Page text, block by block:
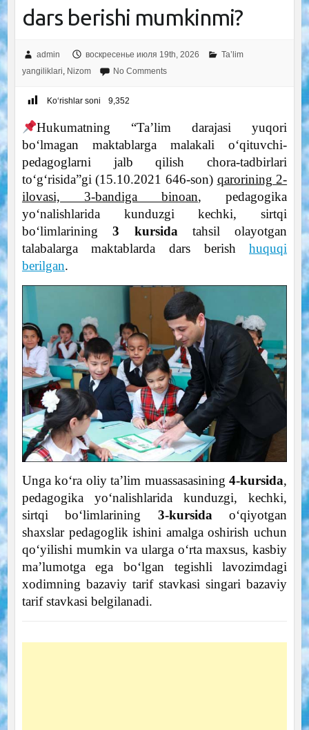
dars berishi mumkinmi?
admin воскресенье июля 19th, 2026
Ta’lim
yangiliklari, Nizom No Comments
Ko‘rishlar soni 9,352
Hukumatning “Ta’lim darajasi yuqori
bo‘lmagan maktablarga malakali o‘qituvchi-
pedagoglarni jalb qilish chora-tadbirlari
to‘g‘risida”gi (15.10.2021 646-son) qarorining 2-
ilovasi, 3-bandiga binoan, pedagogika
yo‘nalishlarida kunduzgi kechki, sirtqi
bo‘limlarining3 kursida tahsil olayotgan
talabalarga maktablarda dars berishhuquqi
berilgan.
Unga ko‘ra oliy ta’lim muassasasining 4-kursida,
pedagogika yo‘nalishlarida kunduzgi, kechki,
sirtqi bo‘limlarining 3-kursida o‘qiyotgan
shaxslar pedagoglik ishini amalga oshirish uchun
qo‘yilishi mumkin va ularga o‘rta maxsus, kasbiy
ma’lumotga ega bo‘lgan tegishli lavozimdagi
xodimning bazaviy tarif stavkasi singari bazaviy
tarif stavkasi belgilanadi.